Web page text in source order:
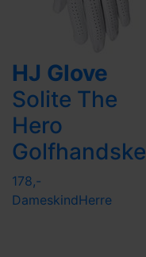
HJ Glove
Solite The
Hero
Golfhandske
178,-
DameskindHerre